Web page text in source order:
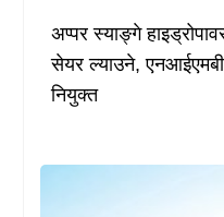
अप्पर स्याङ्गे
सेयर ल्याउने,
नियुक्त